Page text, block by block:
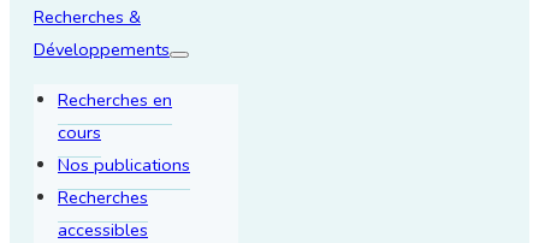
Recherches &
Développements
Recherches en
cours
Nos publications
Recherches
accessibles